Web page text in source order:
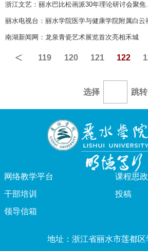
浙江文艺：丽
南湖新闻网：龙泉青瓷艺术展览首次亮相禾城
< 119 120 121 122
选择 跳转
网络教学平台
课程思
干部培训
投稿
领导信箱
地址：浙江省丽水市莲都区